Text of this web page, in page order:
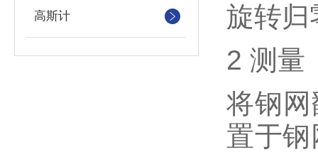
高斯计
旋转归
2 测量
将钢
置于